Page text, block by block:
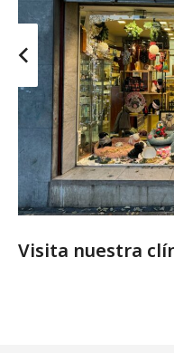
Visita nuestra